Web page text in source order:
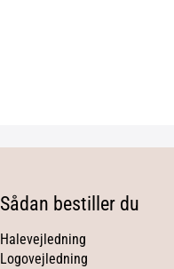
Sådan bestiller du
Halevejledning
Logovejledning